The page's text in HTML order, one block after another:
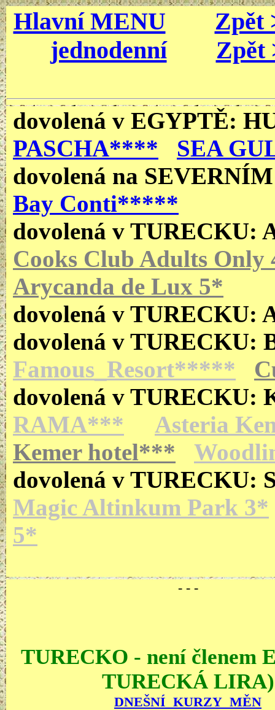
Hlavní MENU
Zpět
jednodenní
Zpět
dovolená v EGYPTĚ:
PASCHA****
SEA
dovolená na
Bay Conti*****
dovolená v TURECKU:
Cooks Club Adults Only
Arycanda de Lux 5*
dovolená v TURECKU:
dovolená v TURECKU:
Famous_Resort*****
dovolená v TURECKU:
RAMA***
Asteria
Kemer hotel***
dovolená v TURECKU:
Magic Altinkum Park 3*
5*
- - -
TURECKO - není členem
TURECKÁ LIRA)
DNEŠNÍ KURZY MĚN